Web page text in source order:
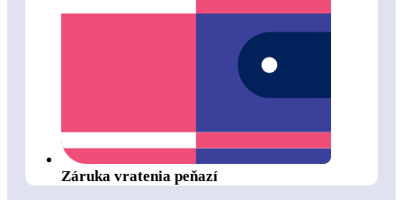
Záruka vratenia peňazí